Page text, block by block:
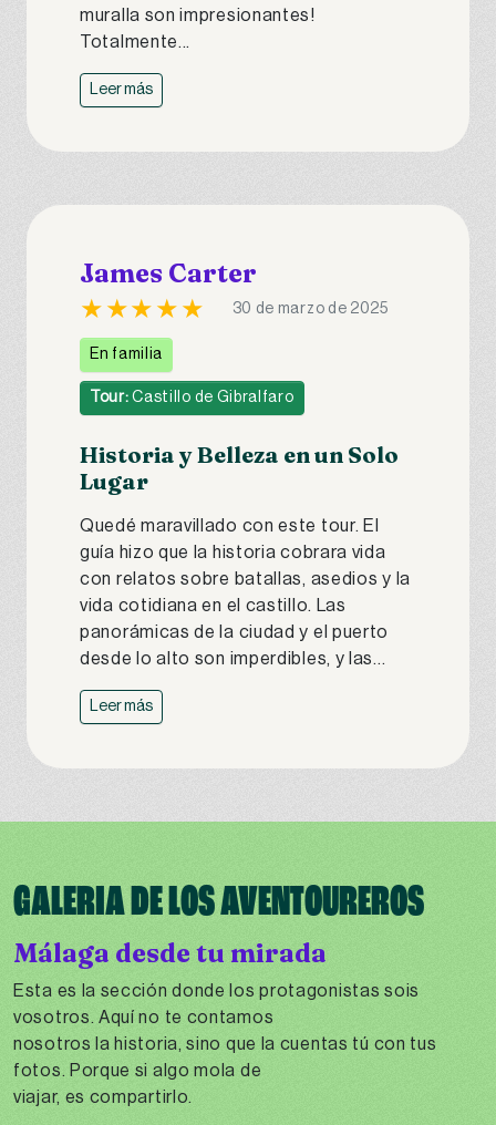
muralla son impresionantes!
Totalmente...
Leer más
James Carter
★★★★★ 30 de marzo de 2025
En familia
Tour: Castillo de Gibralfaro
Historia y Belleza en un Solo
Lugar
Quedé maravillado con este tour. El
guía hizo que la historia cobrara vida
con relatos sobre batallas, asedios y la
vida cotidiana en el castillo. Las
panorámicas de la ciudad y el puerto
desde lo alto son imperdibles, y las...
Leer más
GALERIA DE LOS AVENTOUREROS
Málaga desde tu mirada
Esta es la sección donde los protagonistas sois
vosotros. Aquí no te contamos
nosotros la historia, sino que la cuentas tú con tus
fotos. Porque si algo mola de
viajar, es compartirlo.